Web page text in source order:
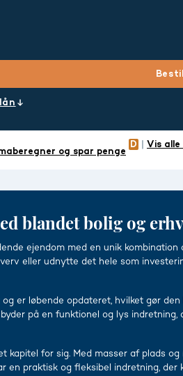
og spar penge
Vis
blandet bolig og
ejendom med en unik
eller udnytte det hele som
er løbende opdateret, hvilket gør
på en funktionel og lys indretning,
kapitel for sig. Med masser af plads
en praktisk og fleksibel indretning,